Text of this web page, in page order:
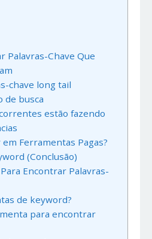
Palavras-Chave Que
chave long tail
de busca
estão fazendo
Ferramentas Pagas?
(Conclusão)
Encontrar Palavras-
de keyword?
para encontrar